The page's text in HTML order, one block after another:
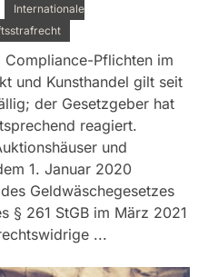
Internationale
Compliance-Pflichten im
und Kunsthandel gilt seit
der Gesetzgeber hat
reagiert.
und
1. Januar 2020
Geldwäschegesetzes
§ 261 StGB im März 2021
...